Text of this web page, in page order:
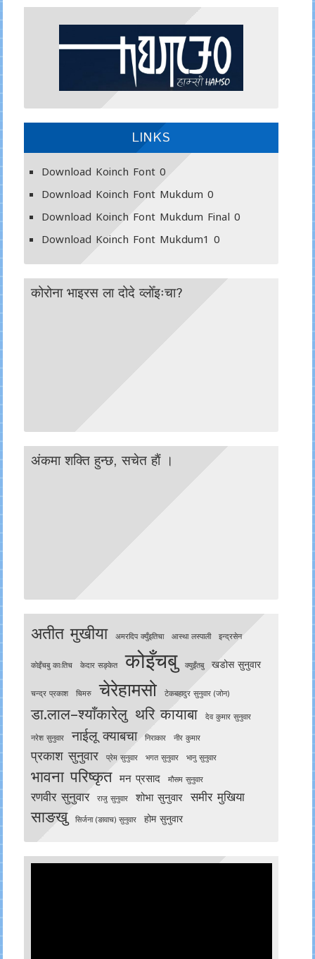
LINKS
Download Koinch Font0
Download Koinch Font Mukdum 0
Download Koinch Font Mukdum Final 0
Download Koinch Font Mukdum1 0
कोरोना भाइरस ला दोदे व्लोँइःचा?
अंकमा शक्ति हुन्छ, सचेत हाैं ।
अतीत मुखीया अमरदिप क्युँइतिचा आस्था लस्पाली इन्द्रसेन
काेइँचबु काःतिच केदार सङ्केत कोइँचबु क्युइँतबु खडोस सुनुवार
चन्द्र प्रकाश चिमरु चेरेहामसो टेकबहादुर सुनुवार (जोन)
डा.लाल–श्याँकारेलु थरि कायाबा देव कुमार सुनुवार
नरेश सुनुवार नाईलू क्याबचा निराकार नीर कुमार
प्रकाश सुनुवार प्रेम सुनुवार भगत सुनुवार भानु सुनुवार
भावना परिष्कृत मन प्रसाद मौसम सुनुवार
रणवीर सुनुवार राजु सुनुवार शोभा सुनुवार समीर मुखिया
साङखु सिर्जना (ङावाच) सुनुवार होम सुनुवार